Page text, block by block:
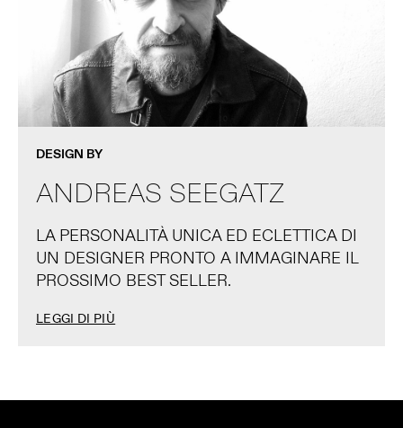
DESIGN BY
ANDREAS SEEGATZ
LA PERSONALITÀ UNICA ED ECLETTICA DI
UN DESIGNER PRONTO A IMMAGINARE IL
PROSSIMO BEST SELLER.
LEGGI DI PIÙ